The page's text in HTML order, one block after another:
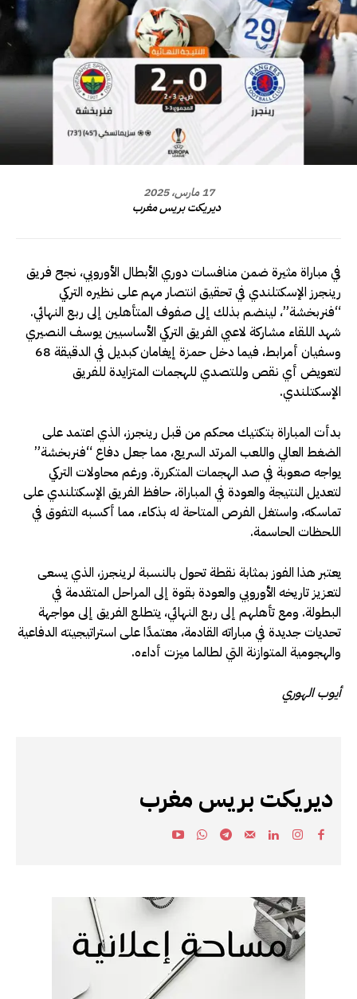
17 مارس، 2025
ديريكت بريس مغرب
في مباراة مثيرة ضمن منافسات دوري الأبطال الأوروبي، نجح فريق
رينجرز الإسكتلندي في تحقيق انتصار مهم على نظيره التركي
“فنربخشة”، لينضم بذلك إلى صفوف المتأهلين إلى ربع النهائي.
شهد اللقاء مشاركة لاعبي الفريق التركي الأساسيين يوسف النصيري
وسفيان أمرابط، فيما دخل حمزة إيغامان كبديل في الدقيقة 68
لتعويض أي نقص وللتصدي للهجمات المتزايدة للفريق
الإسكتلندي.
بدأت المباراة بتكتيك محكم من قبل رينجرز، الذي اعتمد على
الضغط العالي واللعب المرتد السريع، مما جعل دفاع “فنربخشة”
يواجه صعوبة في صد الهجمات المتكررة. ورغم محاولات التركي
لتعديل النتيجة والعودة في المباراة، حافظ الفريق الإسكتلندي على
تماسكه، واستغل الفرص المتاحة له بذكاء، مما أكسبه التفوق في
اللحظات الحاسمة.
يعتبر هذا الفوز بمثابة نقطة تحول بالنسبة لرينجرز، الذي يسعى
لتعزيز تاريخه الأوروبي والعودة بقوة إلى المراحل المتقدمة في
البطولة. ومع تأهلهم إلى ربع النهائي، يتطلع الفريق إلى مواجهة
تحديات جديدة في مباراته القادمة، معتمدًا على استراتيجيته الدفاعية
والهجومية المتوازنة التي لطالما ميزت أداءه.
أيوب الهوري
ديريكت بريس مغرب